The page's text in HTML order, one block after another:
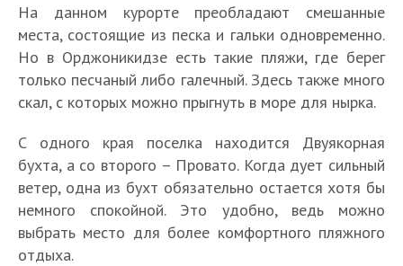
На данном курорте преобладают смешанные
места, состоящие из песка и гальки одновременно.
Но в Орджоникидзе есть такие пляжи, где берег
только песчаный либо галечный. Здесь также много
скал, с которых можно прыгнуть в море для нырка.
С одного края поселка находится Двуякорная
бухта, а со второго – Провато. Когда дует сильный
ветер, одна из бухт обязательно остается хотя бы
немного спокойной. Это удобно, ведь можно
выбрать место для более комфортного пляжного
отдыха.